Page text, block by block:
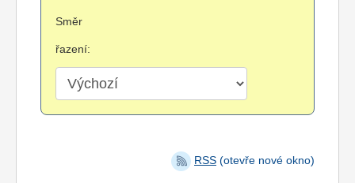
Směr
řazení:
RSS (otevře nové okno)